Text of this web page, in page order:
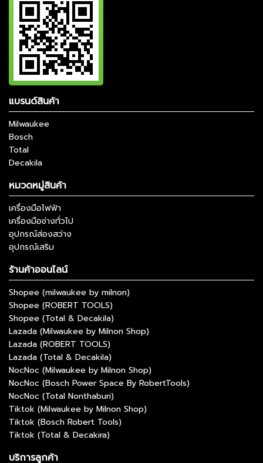
แบรนด์สินค้า
Milwaukee
Bosch
Total
Decakila
หมวดหมู่สินค้า
เครื่องมือไฟฟ้า
เครื่องมือช่างทั่วไป
อุปกรณ์ส่องสว่าง
อุปกรณ์เสริม
ร้านค้าออนไลน์
Shopee (milwaukee by milnon)
Shopee (ROBERT TOOLS)
Shopee (Total & Decakila)
Lazada (Milwaukee by Milnon Shop)
Lazada (ROBERT TOOLS)
Lazada (Total & Decakila)
NocNoc (Milwaukee by Milnon Shop)
NocNoc (Bosch Power Space By RobertTools)
NocNoc (Total Nonthaburi)
Tiktok (Milwaukee by Milnon Shop)
Tiktok (Bosch Robert Tools)
Tiktok (Total & Decakira)
บริการลูกค้า